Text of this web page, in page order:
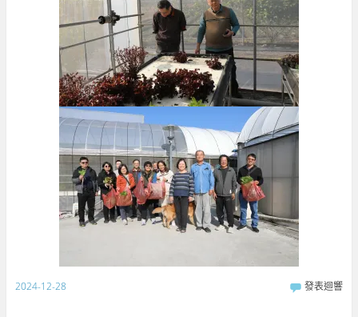
2024-12-28 發表迴響